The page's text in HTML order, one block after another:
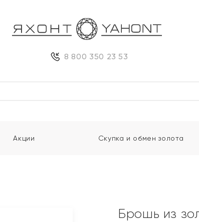
8 800 350 23 53
Акции Скупка и обмен золота
Брошь из